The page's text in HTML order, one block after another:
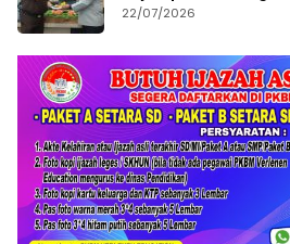
Adhyaksa ke-66
22/07/2026